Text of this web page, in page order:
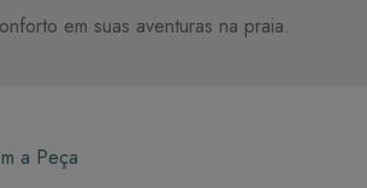
em suas aventuras na praia.
a Peça